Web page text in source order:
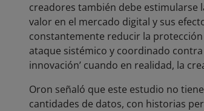
creadores también debe estimularse
valor en el mercado digital y sus
constantemente reducir la
ataque sistémico y coordinado
innovación’ cuando en realidad, la
Oron señaló que este estudio no
cantidades de datos, con historias